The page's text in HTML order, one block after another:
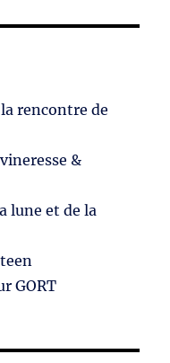
rencontre de
&
lune et de la
GORT